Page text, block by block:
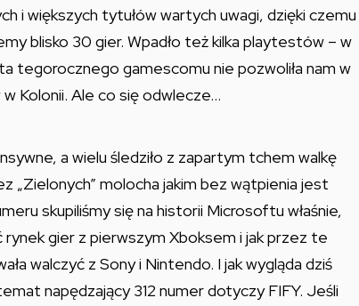
i większych tytułów wartych uwagi, dzięki czemu
blisko 30 gier. Wpadło też kilka playtestów – w
tegorocznego gamescomu nie pozwoliła nam w
Kolonii. Ale co się odwlecze…
a wielu śledziło z zapartym tchem walkę
„Zielonych” molocha jakim bez wątpienia jest
skupiliśmy się na historii Microsoftu właśnie,
gier z pierwszym Xboksem i jak przez te
walczyć z Sony i Nintendo. I jak wygląda dziś
napędzający 312 numer dotyczy FIFY. Jeśli